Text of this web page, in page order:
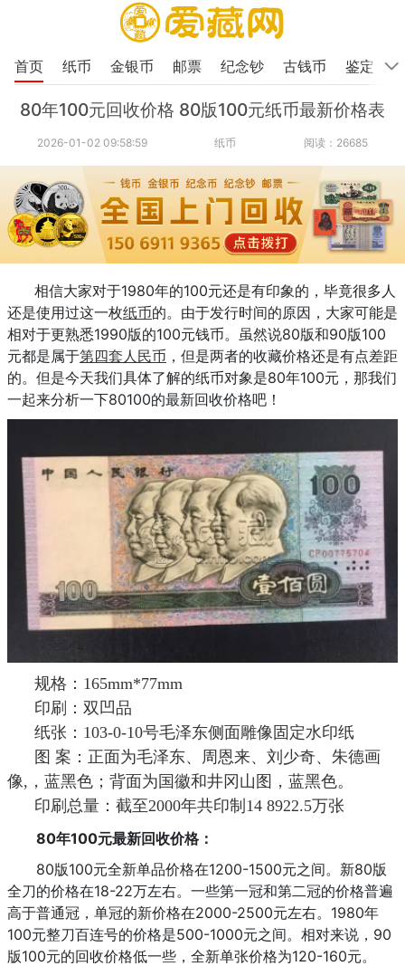
首页 纸币 金银币 邮票 纪念钞 古钱币 鉴定
80年100元回收价格 80版100元纸币最新价格表
2026-01-02 09:58:59 纸币 阅读：26685
相信大家对于1980年的100元还是有印象的，毕竟很多人
还是使用过这一枚纸币的。由于发行时间的原因，大家可能是
相对于更熟悉1990版的100元钱币。虽然说80版和90版100
元都是属于第四套人民币 ，但是两者的收藏价格还是有点差距
的。但是今天我们具体了解的纸币对象是80年100元，那我们
一起来分析一下80100的最新回收价格吧！
规格：165mm*77mm
印刷：双凹品
纸张：103-0-10号毛泽东侧面雕像固定水印纸
图 案：正面为毛泽东、周恩来、刘少奇、朱德画
像,，蓝黑色；背面为国徽和井冈山图，蓝黑色。
印刷总量：截至2000年共印制14 8922.5万张
80年100元最新回收价格：
80版100元全新单品价格在1200-1500元之间。新80版
全刀的价格在18-22万左右。一些第一冠和第二冠的价格普遍
高于普通冠，单冠的新价格在2000-2500元左右。1980年
100元整刀百连号的价格是500-1000元之间。相对来说，90
版100元的回收价格低一些，全新单张价格为120-160元。